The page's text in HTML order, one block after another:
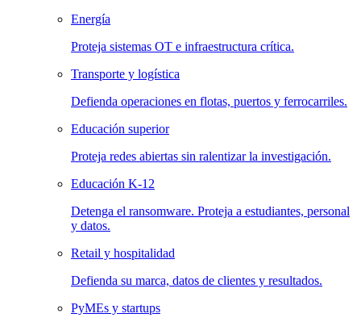
Energía
Proteja sistemas OT e infraestructura crítica.
Transporte y logística
Defienda operaciones en flotas, puertos y ferrocarriles.
Educación superior
Proteja redes abiertas sin ralentizar la investigación.
Educación K-12
Detenga el ransomware. Proteja a estudiantes, personal
y datos.
Retail y hospitalidad
Defienda su marca, datos de clientes y resultados.
PyMEs y startups